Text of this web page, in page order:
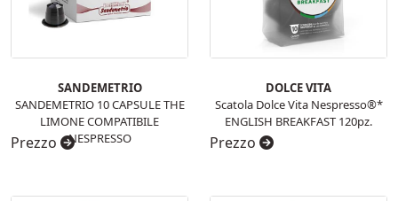
SANDEMETRIO
SANDEMETRIO 10 CAPSULE THE
LIMONE COMPATIBILE
NESPRESSO
Prezzo
DOLCE VITA
Scatola Dolce Vita Nespresso®*
ENGLISH BREAKFAST 120pz.
Prezzo